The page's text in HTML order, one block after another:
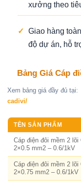
xưởng theo
✓ Giao hàng
độ dự án, hỗ
Bảng Giá Cáp
Xem bảng giá đầy đủ tại:
cadivi/
TÊN SẢN PHẨM
Cáp điện đôi mềm 2 lõi
2×0.5 mm2 – 0.6/1kV
Cáp điện đôi mềm 2 lõi
2×0.75 mm2 – 0.6/1kV